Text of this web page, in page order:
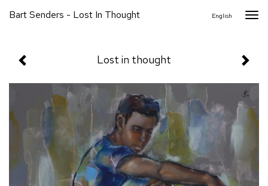
Bart Senders - Lost In Thought English
Lost in thought